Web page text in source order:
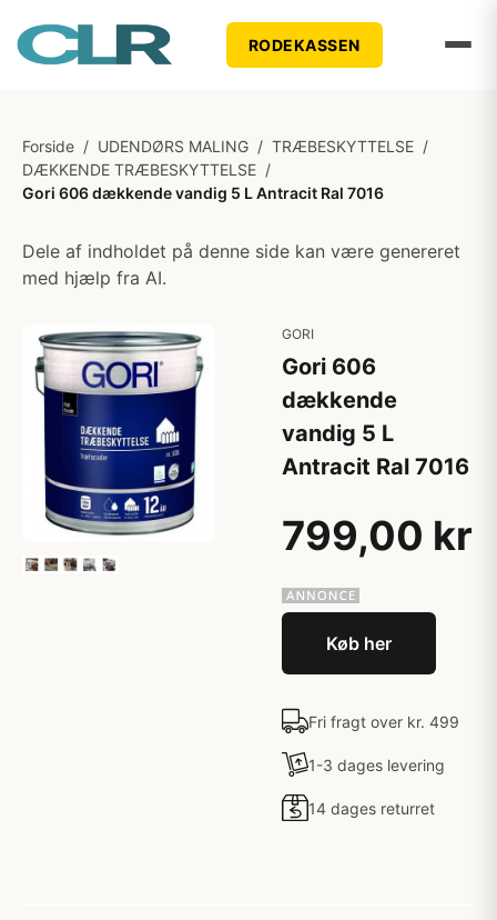
RODEKASSEN
Forside / UDENDØRS MALING / TRÆBESKYTTELSE /
DÆKKENDE TRÆBESKYTTELSE /
Gori 606 dækkende vandig 5 L Antracit Ral 7016
Dele af indholdet på denne side kan være genereret
med hjælp fra AI.
GORI
Gori 606
dækkende
vandig 5 L
Antracit Ral 7016
799,00 kr
Køb her
Fri fragt over kr. 499
1-3 dages levering
14 dages returret